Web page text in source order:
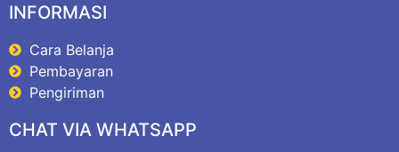
INFORMASI
Cara Belanja
Pembayaran
Pengiriman
CHAT VIA WHATSAPP